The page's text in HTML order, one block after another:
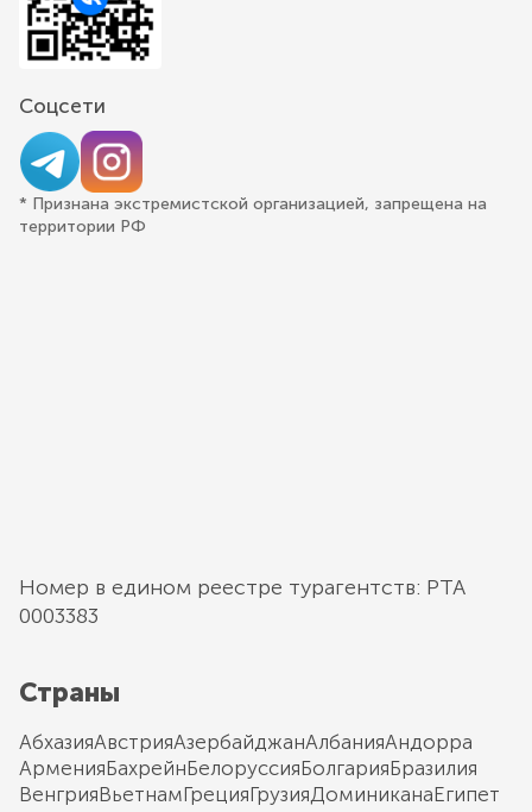
Соцсети
* Признана экстремистской организацией, запрещена на
территории РФ
Номер в едином реестре турагентств: РТА
0003383
Страны
АбхазияАвстрияАзербайджанАлбанияАндорра
АрменияБахрейнБелоруссияБолгарияБразилия
ВенгрияВьетнамГрецияГрузияДоминиканаЕгипет